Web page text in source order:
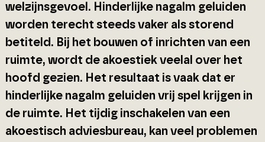
welzijnsgevoel. Hinderlijke nagalm geluiden
worden terecht steeds vaker als storend
betiteld. Bij het bouwen of inrichten van een
ruimte, wordt de akoestiek veelal over het
hoofd gezien. Het resultaat is vaak dat er
hinderlijke nagalm geluiden vrij spel krijgen in
de ruimte. Het tijdig inschakelen van een
akoestisch adviesbureau, kan veel problemen